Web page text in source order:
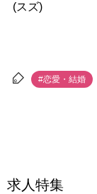
(スズ)
#恋愛・結婚
求人特集